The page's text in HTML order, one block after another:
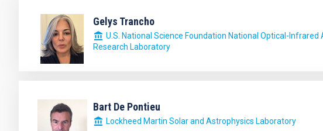
Gelys Trancho
U.S. National Science Foundation National Optical-Infrared
Research Laboratory
Bart De Pontieu
Lockheed Martin Solar and Astrophysics Laboratory